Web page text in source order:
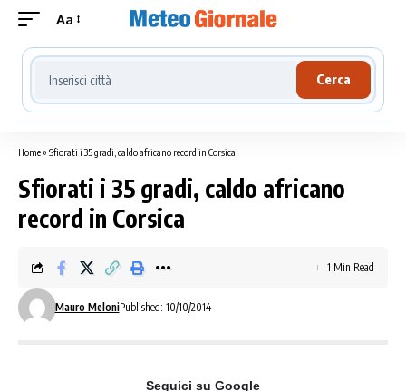
Aa
Cerca località meteo
Cerca
Home» Sfiorati i 35 gradi, caldo africano record in Corsica
Sfiorati i 35 gradi, caldo africano
record in Corsica
Mauro MeloniPublished: 10/10/2014
1 Min Read
Seguici su Google